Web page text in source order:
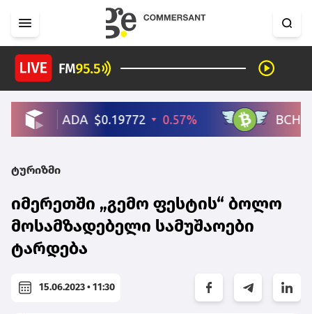
ტურიზმი
იმერეთში „გემო ფესტის“ ბოლო
მოსამზადებელი სამუშაოები
ტარდება
15.06.2023 • 11:30